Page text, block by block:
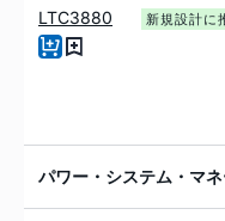
LTC3880 新規設計に
パワー・システム・マ